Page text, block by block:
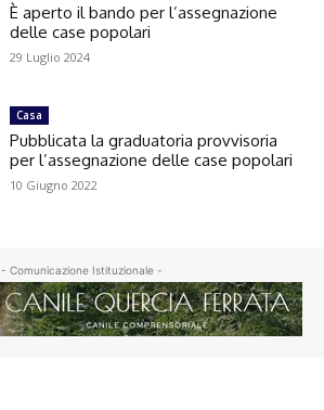
È aperto il bando per l’assegnazione
delle case popolari
29 Luglio 2024
Casa
Pubblicata la graduatoria provvisoria
per l’assegnazione delle case popolari
10 Giugno 2022
- Comunicazione Istituzionale -